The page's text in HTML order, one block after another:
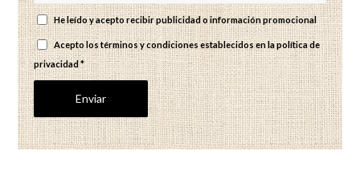
He leído y acepto recibir publicidad o información promocional
Acepto los términos y condiciones establecidos enla política de
privacidad*